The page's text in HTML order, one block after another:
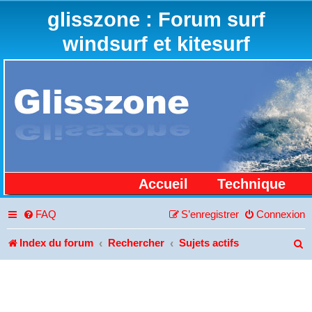
glisszone : Forum surf
windsurf et kitesurf
Accueil Technique
FAQ Connexion
S’enregistrer
Index du forum Rechercher Sujets actifs